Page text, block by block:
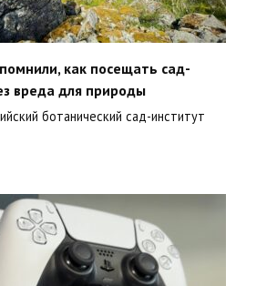
как посещать сад-
вреда для природы
ботанический сад-институт